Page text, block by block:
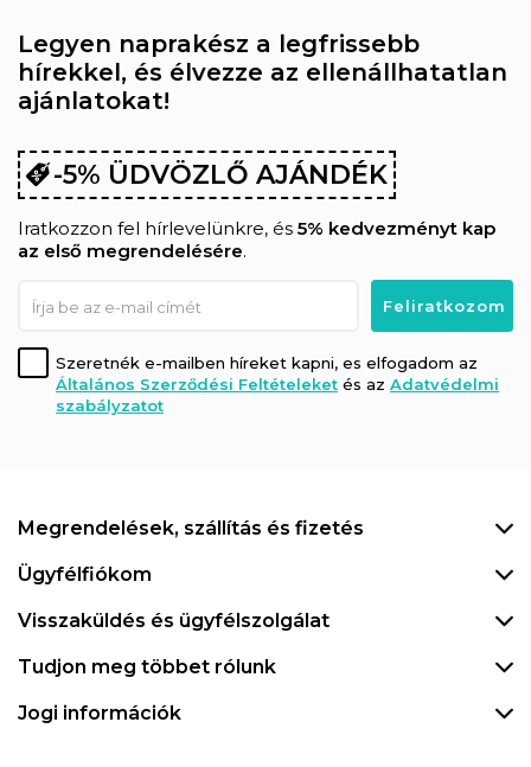
Legyen naprakész a legfrissebb
hírekkel, és élvezze az ellenállhatatlan
ajánlatokat!
-5% ÜDVÖZLŐ AJÁNDÉK
Iratkozzon fel hírlevelünkre, és 5% kedvezményt kap
az első megrendelésére.
Szeretnék e-mailben híreket kapni, es elfogadom az
Általános Szerződési Feltételeket és az Adatvédelmi
szabályzatot
Megrendelések, szállítás és fizetés
Ügyfélfiókom
Visszaküldés és ügyfélszolgálat
Tudjon meg többet rólunk
Jogi információk